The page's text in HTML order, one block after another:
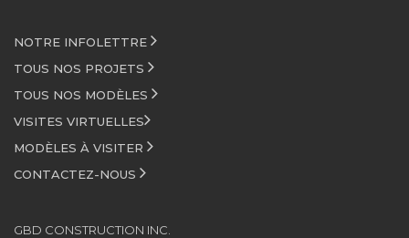
NOTRE INFOLETTRE
TOUS NOS PROJETS
TOUS NOS MODÈLES
VISITES VIRTUELLES
MODÈLES À VISITER
CONTACTEZ-NOUS
GBD CONSTRUCTION INC.